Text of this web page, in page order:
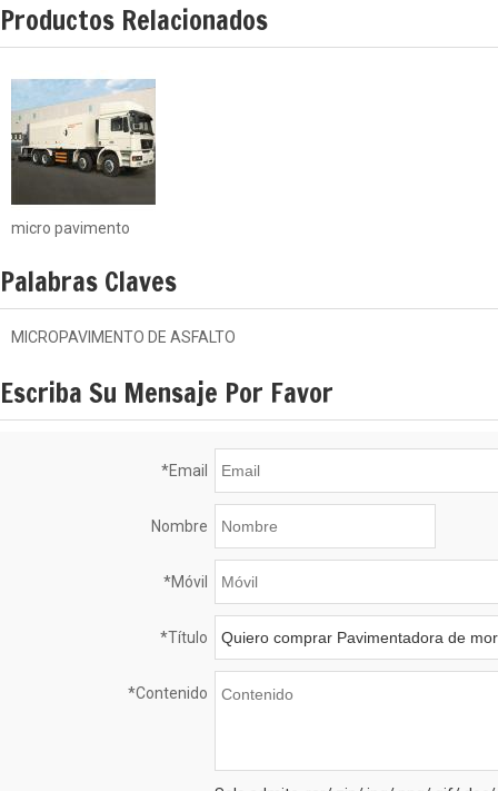
Productos Relacionados
micro pavimento
Palabras Claves
MICROPAVIMENTO DE ASFALTO
Escriba Su Mensaje Por Favor
*Email
Nombre
*Móvil
*Título
*Contenido